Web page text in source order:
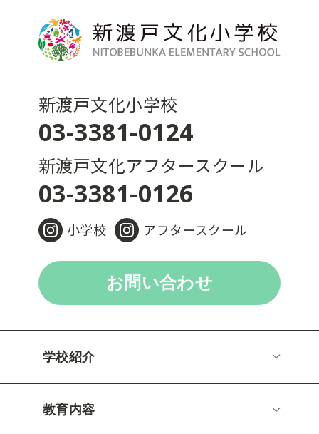
新渡戸文化小学校
03-3381-0124
新渡戸文化アフタースクール
03-3381-0126
小学校 アフタースクール
お問い合わせ
学校紹介
教育内容